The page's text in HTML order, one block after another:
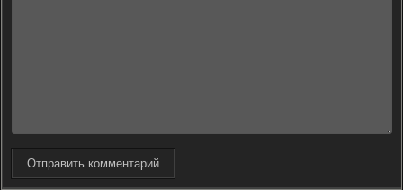
Отправить комментарий